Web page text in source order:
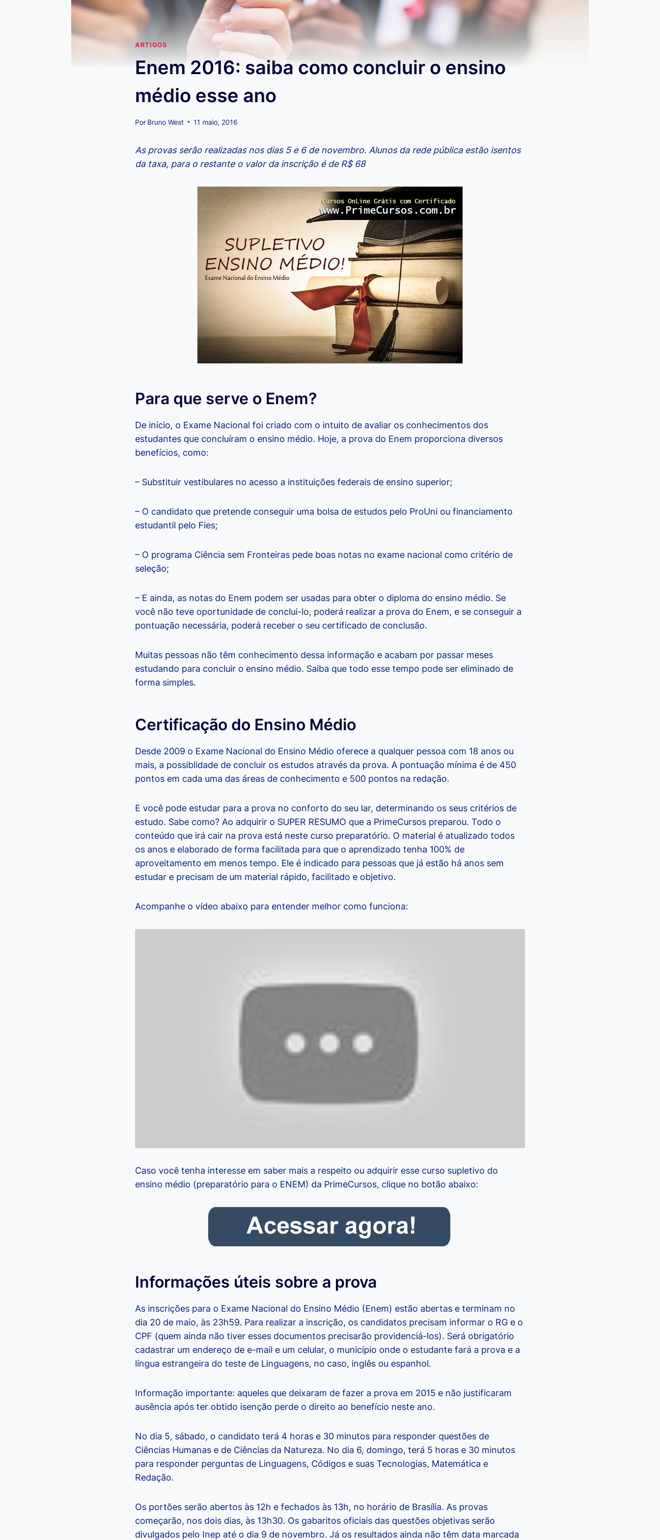
ARTIGOS
Enem 2016: saiba como concluir o ensino
médio esse ano
Por Bruno West 11 maio, 2016
As provas serão realizadas nos dias 5 e 6 de novembro. Alunos da rede pública estão isentos
da taxa, para o restante o valor da inscrição é de R$ 68
Para que serve o Enem?
De início, o Exame Nacional foi criado com o intuito de avaliar os conhecimentos dos
estudantes que concluíram o ensino médio. Hoje, a prova do Enem proporciona diversos
benefícios, como:
– Substituir vestibulares no acesso a instituições federais de ensino superior;
– O candidato que pretende conseguir uma bolsa de estudos pelo ProUni ou financiamento
estudantil pelo Fies;
– O programa Ciência sem Fronteiras pede boas notas no exame nacional como critério de
seleção;
– E ainda, as notas do Enem podem ser usadas para obter o diploma do ensino médio. Se
você não teve oportunidade de conclui-lo, poderá realizar a prova do Enem, e se conseguir a
pontuação necessária, poderá receber o seu certificado de conclusão.
Muitas pessoas não têm conhecimento dessa informação e acabam por passar meses
estudando para concluir o ensino médio. Saiba que todo esse tempo pode ser eliminado de
forma simples.
Certificação do Ensino Médio
Desde 2009 o Exame Nacional do Ensino Médio oferece a qualquer pessoa com 18 anos ou
mais, a possiblidade de concluir os estudos através da prova. A pontuação mínima é de 450
pontos em cada uma das áreas de conhecimento e 500 pontos na redação.
E você pode estudar para a prova no conforto do seu lar, determinando os seus critérios de
estudo. Sabe como? Ao adquirir o SUPER RESUMO que a PrimeCursos preparou. Todo o
conteúdo que irá cair na prova está neste curso preparatório. O material é atualizado todos
os anos e elaborado de forma facilitada para que o aprendizado tenha 100% de
aproveitamento em menos tempo. Ele é indicado para pessoas que já estão há anos sem
estudar e precisam de um material rápido, facilitado e objetivo.
Acompanhe o vídeo abaixo para entender melhor como funciona:
Caso você tenha interesse em saber mais a respeito ou adquirir esse curso supletivo do
ensino médio (preparatório para o ENEM) da PrimeCursos, clique no botão abaixo:
Informações úteis sobre a prova
As inscrições para o Exame Nacional do Ensino Médio (Enem) estão abertas e terminam no
dia 20 de maio, às 23h59. Para realizar a inscrição, os candidatos precisam informar o RG e o
CPF (quem ainda não tiver esses documentos precisarão providenciá-los). Será obrigatório
cadastrar um endereço de e-mail e um celular, o município onde o estudante fará a prova e a
língua estrangeira do teste de Linguagens, no caso, inglês ou espanhol.
Informação importante: aqueles que deixaram de fazer a prova em 2015 e não justificaram
ausência após ter obtido isenção perde o direito ao benefício neste ano.
No dia 5, sábado, o candidato terá 4 horas e 30 minutos para responder questões de
Ciências Humanas e de Ciências da Natureza. No dia 6, domingo, terá 5 horas e 30 minutos
para responder perguntas de Linguagens, Códigos e suas Tecnologias, Matemática e
Redação.
Os portões serão abertos às 12h e fechados às 13h, no horário de Brasília. As provas
começarão, nos dois dias, às 13h30. Os gabaritos oficiais das questões objetivas serão
divulgados pelo Inep até o dia 9 de novembro. Já os resultados ainda não têm data marcada